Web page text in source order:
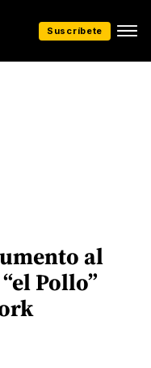
Suscríbete
al
Pollo”